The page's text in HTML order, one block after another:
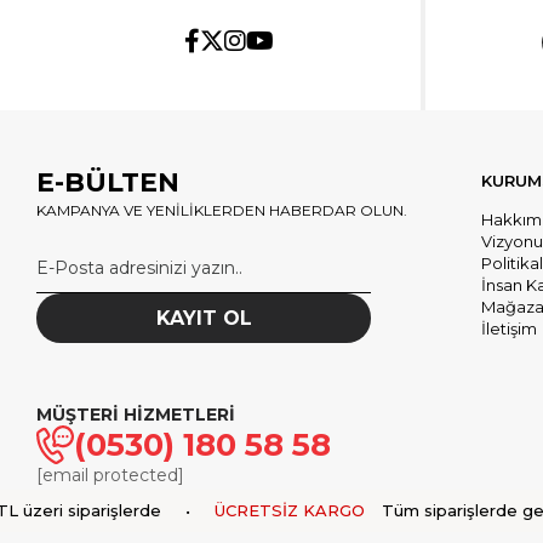
E-BÜLTEN
KAMPANYA VE YENİLİKLERDEN HABERDAR OLUN.
KAYIT OL
MÜŞTERİ HİZMETLERİ
(0530) 180 58 58
[email protected]
İnsan
İletişim
siparişlerde ÜCRETSİZ KARGO Tüm siparişlerde